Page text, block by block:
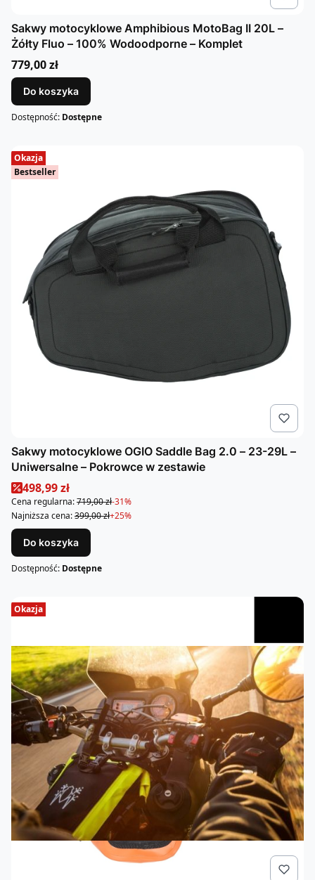
Sakwy motocyklowe Amphibious MotoBag II 20L –
Żółty Fluo – 100% Wodoodporne – Komplet
Cena
779,00 zł
Do koszyka
Dostępność: Dostępne
Okazja
Bestseller
Sakwy motocyklowe OGIO Saddle Bag 2.0 – 23-29L –
Uniwersalne – Pokrowce w zestawie
Cena promocyjna
498,99 zł
Cena regularna:719,00 zł-31%
Najniższa cena:399,00 zł+25%
Do koszyka
Dostępność: Dostępne
Okazja